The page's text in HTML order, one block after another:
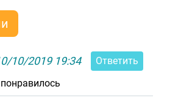
10/2019 19:34
Ответить